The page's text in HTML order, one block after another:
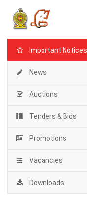
Important Notices
News
Auctions
Tenders & Bids
Promotions
Vacancies
Downloads